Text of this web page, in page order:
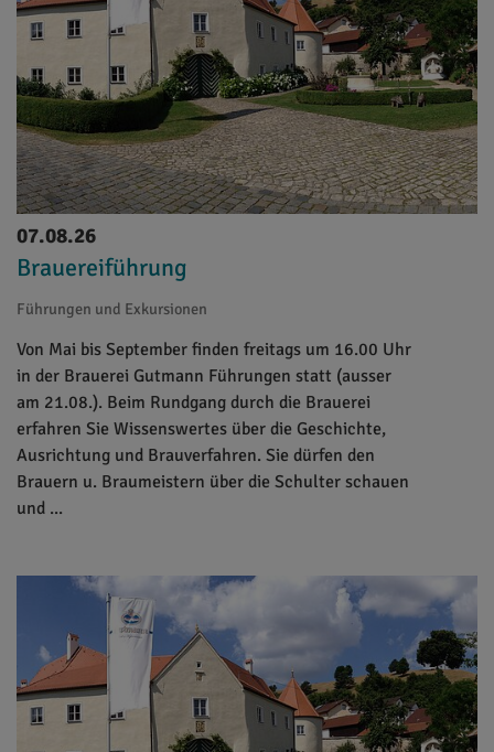
07.08.26
Brauereiführung
Führungen und Exkursionen
Von Mai bis September finden freitags um 16.00 Uhr
in der Brauerei Gutmann Führungen statt (ausser
am 21.08.). Beim Rundgang durch die Brauerei
erfahren Sie Wissenswertes über die Geschichte,
Ausrichtung und Brauverfahren. Sie dürfen den
Brauern u. Braumeistern über die Schulter schauen
und ...